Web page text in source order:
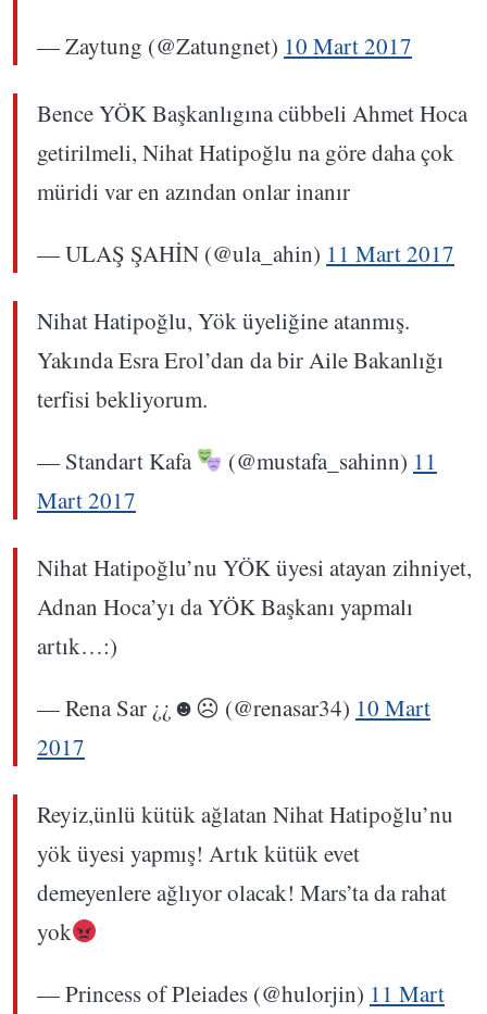
— Zaytung (@Zatungnet) 10 Mart 2017
Bence YÖK Başkanlıgına cübbeli Ahmet Hoca
getirilmeli, Nihat Hatipoğlu na göre daha çok
müridi var en azından onlar inanır
— ULAŞ ŞAHİN (@ula_ahin) 11 Mart 2017
Nihat Hatipoğlu, Yök üyeliğine atanmış.
Yakında Esra Erol’dan da bir Aile Bakanlığı
terfisi bekliyorum.
— Standart Kafa (@mustafa_sahinn) 11
Mart 2017
Nihat Hatipoğlu’nu YÖK üyesi atayan zihniyet,
Adnan Hoca’yı da YÖK Başkanı yapmalı
artık…:)
— Rena Sar ¿¿☻☹ (@renasar34) 10 Mart
2017
Reyiz,ünlü kütük ağlatan Nihat Hatipoğlu’nu
yök üyesi yapmış! Artık kütük evet
demeyenlere ağlıyor olacak! Mars’ta da rahat
yok
— Princess of Pleiades (@hulorjin) 11 Mart